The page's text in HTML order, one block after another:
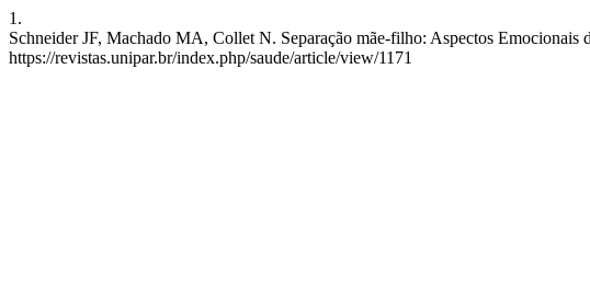
1.
Schneider JF, Machado MA, Collet N. Separação mãe-filho: Aspectos
https://revistas.unipar.br/index.php/saude/article/view/1171